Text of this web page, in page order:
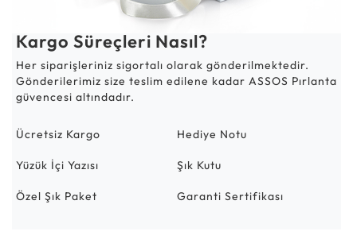
Kargo Süreçleri Nasıl?
Her siparişleriniz sigortalı olarak gönderilmektedir.
Gönderilerimiz size teslim edilene kadar ASSOS Pırlanta
güvencesi altındadır.
Ücretsiz Kargo Hediye Notu
Yüzük İçi Yazısı Şık Kutu
Özel Şık Paket Garanti Sertifikası